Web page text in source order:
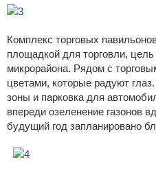
Комплекс торговых
площадкой для торговли,
микрорайона. Рядом с
цветами, которые радуют
зоны и парковка для
впереди озеленение газонов
будущий год запланировано